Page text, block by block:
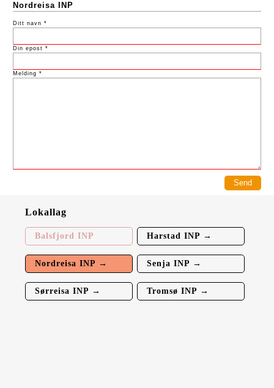
Nordreisa INP
Ditt navn *
Din epost *
Melding *
Lokallag
Balsfjord INP Harstad INP →
Nordreisa INP → Senja INP →
Sørreisa INP → Tromsø INP →